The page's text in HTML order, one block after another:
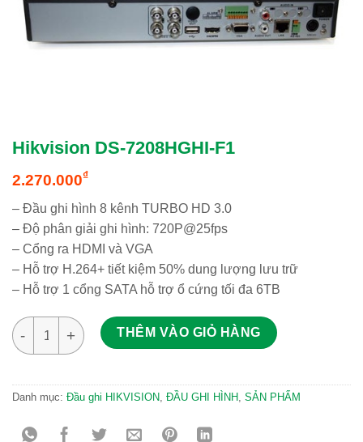
Hikvision DS-7208HGHI-F1
2.270.000₫
– Đầu ghi hình 8 kênh TURBO HD 3.0
– Độ phân giải ghi hình: 720P@25fps
– Cổng ra HDMI và VGA
– Hỗ trợ H.264+ tiết kiệm 50% dung lượng lưu trữ
– Hỗ trợ 1 cổng SATA hỗ trợ ổ cứng tối đa 6TB
Hikvision DS-7208HGHI-F1 số lượng
THÊM VÀO GIỎ HÀNG
Danh mục: Đầu ghi HIKVISION ĐẦU GHI HÌNH SẢN PHẨM